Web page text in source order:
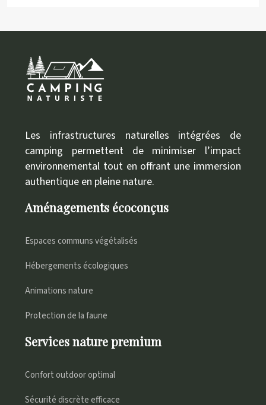
Les infrastructures naturelles intégrées de
camping permettent de minimiser l’impact
environnemental tout en offrant une immersion
authentique en pleine nature.
Aménagements écoconçus
Espaces communs végétalisés
Hébergements écologiques
Animations nature
Protection de la faune
Services nature premium
Confort outdoor optimal
Sécurité discrète efficace